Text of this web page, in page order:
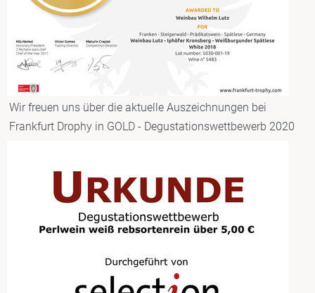
Wir freuen uns über die aktuelle Auszeichnungen bei
Frankfurt Drophy in GOLD - Degustationswettbewerb 2020